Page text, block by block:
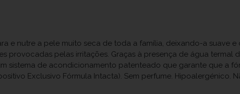
e nutre a pele muito seca de toda a família, deixando-a suave
provocadas pelas irritações. Graças à presença de água termal
sistema de acondicionamento patenteado que garante que a
Exclusivo Fórmula Intacta). Sem perfume. Hipoalergénico.